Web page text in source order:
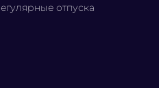
отпуска